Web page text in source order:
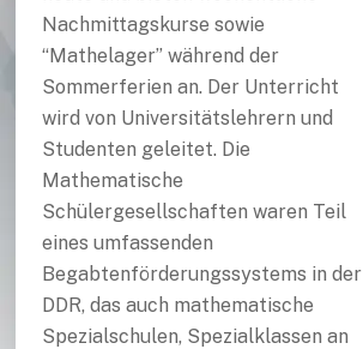
Nachmittagskurse sowie
“Mathelager” während der
Sommerferien an. Der Unterricht
wird von Universitätslehrern und
Studenten geleitet. Die
Mathematische
Schülergesellschaften waren Teil
eines umfassenden
Begabtenförderungssystems in der
DDR, das auch mathematische
Spezialschulen, Spezialklassen an